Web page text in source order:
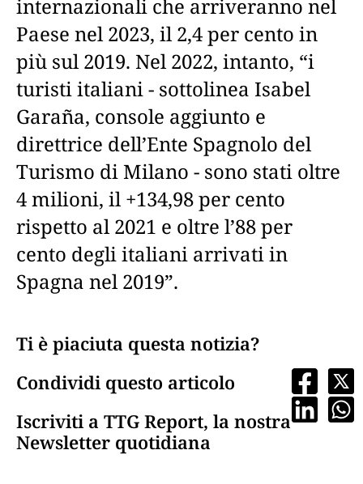
internazionali che arriveranno nel
Paese nel 2023, il 2,4 per cento in
più sul 2019. Nel 2022, intanto, “i
turisti italiani - sottolinea Isabel
Garaña, console aggiunto e
direttrice dell’Ente Spagnolo del
Turismo di Milano - sono stati oltre
4 milioni, il +134,98 per cento
rispetto al 2021 e oltre l’88 per
cento degli italiani arrivati in
Spagna nel 2019”.
Ti è piaciuta questa notizia?
Condividi questo articolo
Iscriviti a TTG Report, la nostra
Newsletter quotidiana